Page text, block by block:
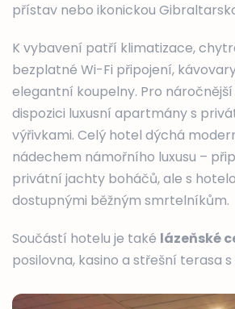
přístav nebo ikonickou
K vybavení patří klimatizace,
bezplatné Wi-Fi připojení,
elegantní koupelny. Pro náročnější
dispozici luxusní apartmány s
výřivkami. Celý hotel dýchá
nádechem námořního luxusu –
privátní jachty boháčů, ale s
dostupnými běžným smrtelníkům.
Součástí hotelu je také lázeňské
posilovna, kasino a střešní terasa